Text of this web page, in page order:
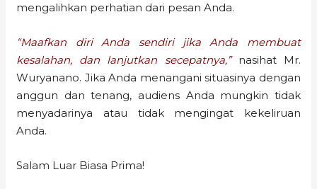
mengalihkan perhatian dari pesan Anda.
“Maafkan diri Anda sendiri jika Anda membuat
kesalahan, dan lanjutkan secepatnya,”nasihat Mr.
Wuryanano. Jika Anda menangani situasinya dengan
anggun dan tenang, audiens Anda mungkin tidak
menyadarinya atau tidak mengingat kekeliruan
Anda.
Salam Luar Biasa Prima!